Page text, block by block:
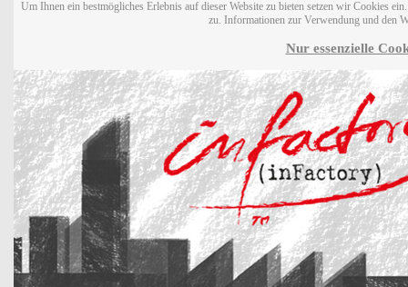
Um Ihnen ein bestmögliches Erlebnis auf dieser Website zu bieten setzen wir Cookies
zu. Informationen zur Verwendung und den
Nur essenzielle